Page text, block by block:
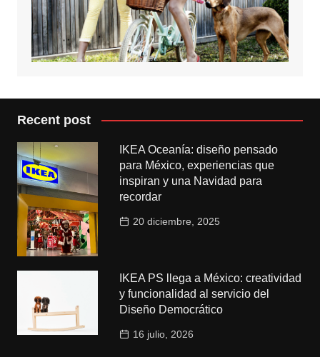
Recent post
IKEA Oceanía: diseño pensado
para México, experiencias que
inspiran y una Navidad para
recordar
20 diciembre, 2025
IKEA PS llega a México: creatividad
y funcionalidad al servicio del
Diseño Democrático
16 julio, 2026